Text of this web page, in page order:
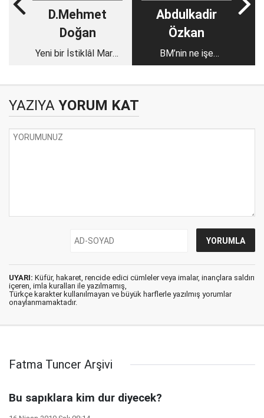
D.Mehmet
Doğan
Yeni bir İstiklâl Marşı
Abdulkadir
Özkan
BM’nin ne işe
yara(ma)dığını
YAZIYA YORUM KAT
UYARI: Küfür, hakaret, rencide edici cümleler veya imalar, inançlara saldırı
içeren, imla kuralları ile yazılmamış,
Türkçe karakter kullanılmayan ve büyük harflerle yazılmış yorumlar
onaylanmamaktadır.
Fatma Tuncer Arşivi
Bu sapıklara kim dur diyecek?